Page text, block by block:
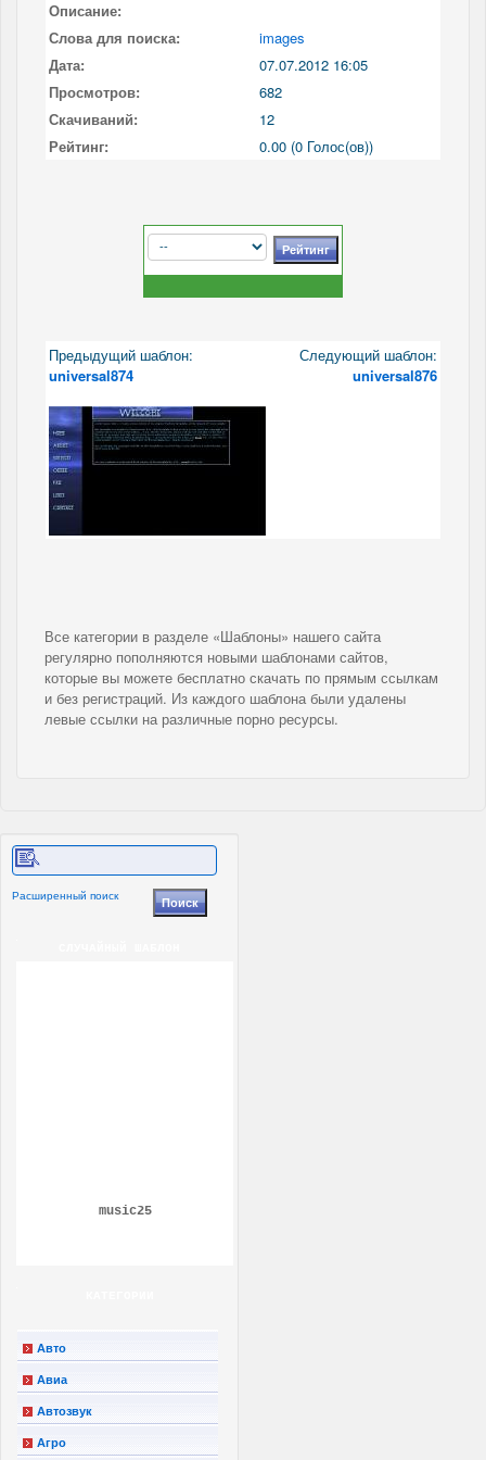
Описание:
Слова для поиска:
images
Дата:
07.07.2012 16:05
Просмотров:
682
Скачиваний:
12
Рейтинг:
0.00 (0 Голос(ов))
Предыдущий шаблон:
universal874
Следующий шаблон:
universal876
Все категории в разделе «Шаблоны» нашего сайта
регулярно пополняются новыми шаблонами сайтов,
которые вы можете бесплатно скачать по прямым ссылкам
и без регистраций. Из каждого шаблона были удалены
левые ссылки на различные порно ресурсы.
Расширенный поиск
music25
Авто
Авиа
Автозвук
Агро